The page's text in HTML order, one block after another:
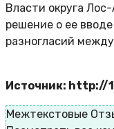
Власти округа
решение о ее
разногласий
Источник:
Межтекстовые